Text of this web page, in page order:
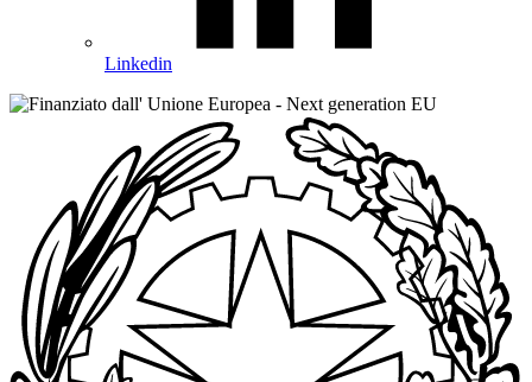
Linkedin